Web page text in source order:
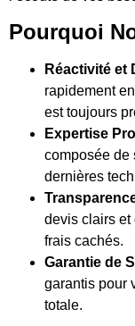
Pourquoi
Réactivité et
rapidement
est toujours
Expertise
composée de
dernières
devis clairs et
frais cachés.
Garantie de
garantis pour
totale.